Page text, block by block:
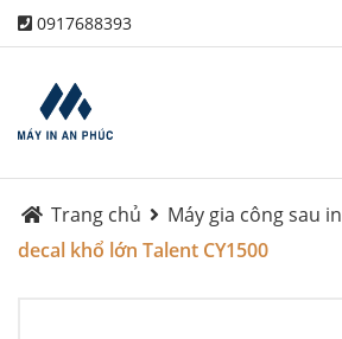
0917688393
Trang chủ Máy gia công sau in
decal khổ lớn Talent CY1500